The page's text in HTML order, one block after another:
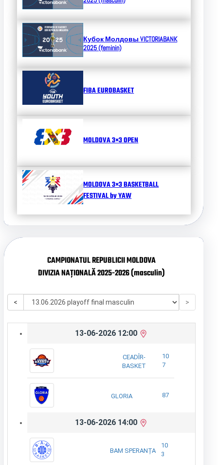
Кубок МолдовыVICTORIABANK
2025 (feminin)
FIBA EUROBASKET
MOLDOVA 3×3 OPEN
MOLDOVA 3×3 BASKETBALL
FESTIVAL by YAW
CAMPIONATUL REPUBLICII MOLDOVA
DIVIZIA NAȚIONALĂ 2025-2026 (masculin)
< >
13-06-2026 12:00
CEADÎR-
BASKET
10
7
GLORIA 87
13-06-2026 14:00
BAM SPERANȚA
10
3